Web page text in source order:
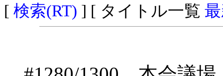
[ 検索(RT) ] [ タイトル一覧